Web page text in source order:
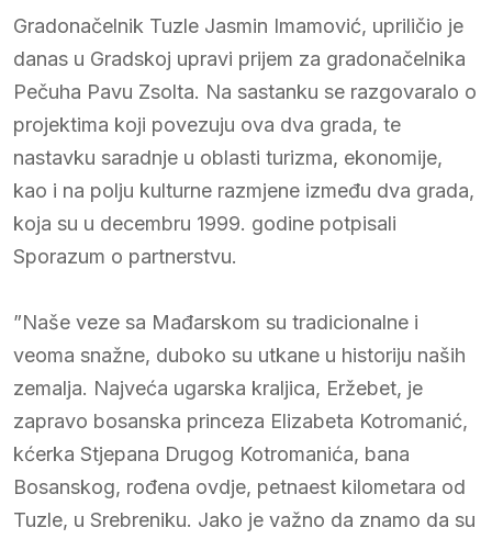
Gradonačelnik Tuzle Jasmin Imamović, upriličio je
danas u Gradskoj upravi prijem za gradonačelnika
Pečuha Pavu Zsolta. Na sastanku se razgovaralo o
projektima koji povezuju ova dva grada, te
nastavku saradnje u oblasti turizma, ekonomije,
kao i na polju kulturne razmjene između dva grada,
koja su u decembru 1999. godine potpisali
Sporazum o partnerstvu.
”Naše veze sa Mađarskom su tradicionalne i
veoma snažne, duboko su utkane u historiju naših
zemalja. Najveća ugarska kraljica, Eržebet, je
zapravo bosanska princeza Elizabeta Kotromanić,
kćerka Stjepana Drugog Kotromanića, bana
Bosanskog, rođena ovdje, petnaest kilometara od
Tuzle, u Srebreniku. Jako je važno da znamo da su